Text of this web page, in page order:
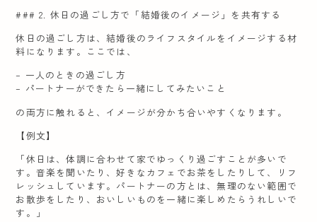
### 2. 休日の過ごし方で「結婚後のイメージ」を共有する
休日の過ごし方は、結婚後のライフスタイルをイメージする材
料になります。ここでは、
– 一人のときの過ごし方
– パートナーができたら一緒にしてみたいこと
の両方に触れると、イメージが分かち合いやすくなります。
【例文】
「休日は、体調に合わせて家でゆっくり過ごすことが多いで
す。音楽を聞いたり、好きなカフェでお茶をしたりして、リフ
レッシュしています。パートナーの方とは、無理のない範囲で
お散歩をしたり、おいしいものを一緒に楽しめたらうれしいで
す。」